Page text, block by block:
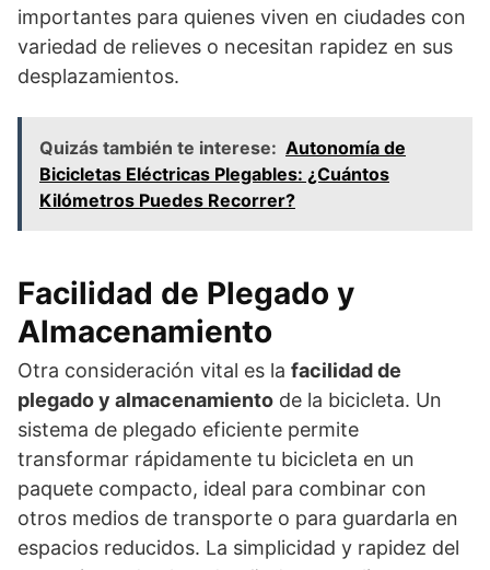
importantes para quienes viven en ciudades con
variedad de relieves o necesitan rapidez en sus
desplazamientos.
Quizás también te interese: Autonomía de
Bicicletas Eléctricas Plegables: ¿Cuántos
Kilómetros Puedes Recorrer?
Facilidad de Plegado y
Almacenamiento
Otra consideración vital es la facilidad de
plegado y almacenamiento de la bicicleta. Un
sistema de plegado eficiente permite
transformar rápidamente tu bicicleta en un
paquete compacto, ideal para combinar con
otros medios de transporte o para guardarla en
espacios reducidos. La simplicidad y rapidez del